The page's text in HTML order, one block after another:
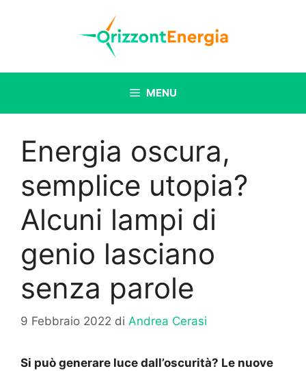
MENU
Energia oscura,
semplice utopia?
Alcuni lampi di
genio lasciano
senza parole
9 Febbraio 2022 di Andrea Cerasi
Si può generare luce dall’oscurità? Le nuove